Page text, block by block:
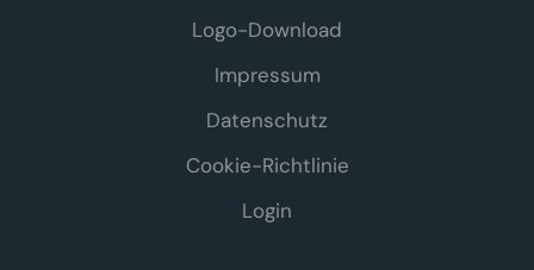
Logo-Download
Impressum
Datenschutz
Cookie-Richtlinie
Login